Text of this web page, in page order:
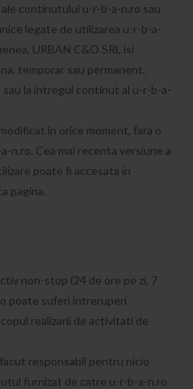
continutului u-r-b-a-n.ro sau
legate de utilizarea u-r-b-a-
URBAN C&O SRL isi
temporar sau permanent,
la intregul continut al u-r-b-a-
in orice moment, fara o
n.ro. Cea mai recenta versiune a
poate fi accesata in
pagina.
non-stop (24 de ore pe zi, 7
poate suferi intreruperi
realizarii de activitati de
responsabil pentru nicio
furnizat de catre u-r-b-a-n.ro